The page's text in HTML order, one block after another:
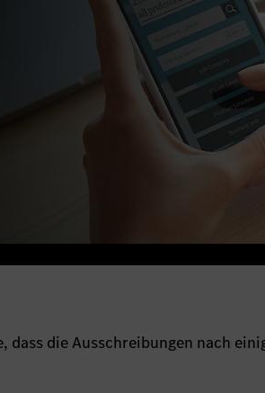
dass die Ausschreibungen nach